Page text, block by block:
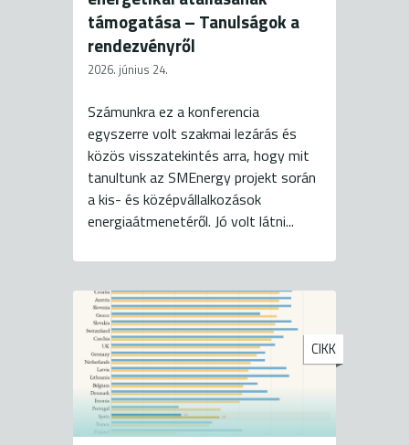
támogatása – Tanulságok a
rendezvényről
2026. június 24.
Számunkra ez a konferencia
egyszerre volt szakmai lezárás és
közös visszatekintés arra, hogy mit
tanultunk az SMEnergy projekt során
a kis- és középvállalkozások
energiaátmenetéről. Jó volt látni...
CIKK